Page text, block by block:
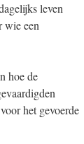
leven
wie een
hoe de
het gevoerde